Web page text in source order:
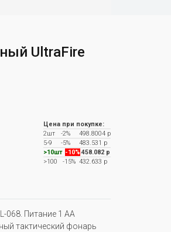
UltraFire
Цена при покупке:
2шт
-2%
498.8004 р
5-9
-5%
483.531 р
>10шт -10%458.082 р
>100
-15%432.633 р
068. Питание 1 АА
тактический фонарь